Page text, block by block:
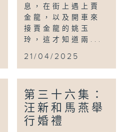
息，在街上遇上賈
金龍，以及開車來
接賈金龍的姚玉
玲，這才知道兩...
21/04/2025
第三十六集：
汪新和馬燕舉
行婚禮